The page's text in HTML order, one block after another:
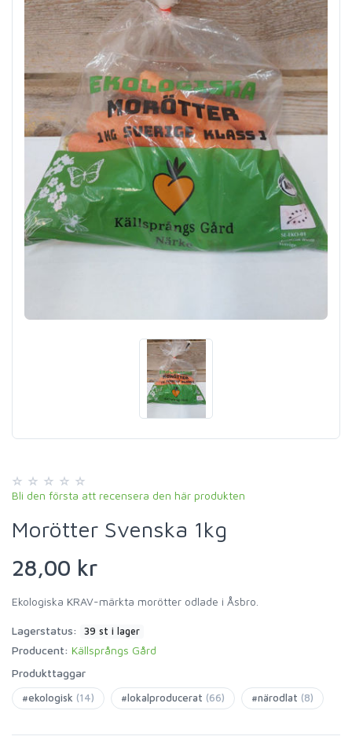
Bli den första att recensera den här produkten
Morötter Svenska 1kg
28,00 kr
Ekologiska KRAV-märkta morötter odlade i Åsbro.
Lagerstatus: 39 st i lager
Producent: Källsprångs Gård
Produkttaggar
#ekologisk (14) #lokalproducerat (66) #närodlat (8)